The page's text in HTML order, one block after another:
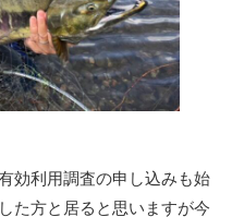
効利用調査の申し込みも始
た方と居ると思いますが今